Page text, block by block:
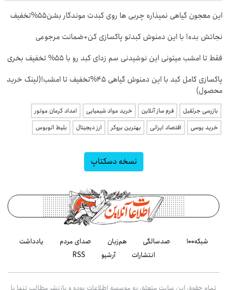
این معجون گیاهی نمیذاره چربی ها روی کبدت موندگار بشن55%تخفیف
نجاتش بده! با این دمنوش کبدتو پاکسازی کن+ضمانت مرجوعی
فقط تا امشب میتونی این نوشیدنی سم زدای کبد رو با 55% تخفیف بخری
پاکسازی کامل کبد با این دمنوش گیاهی 45%تخفیف تا امشب!(لینک خرید
محصول)
بازرسی جرثقیل فرم ساز آنلاین خرید مواد شیمیایی
امداد کرمان موتور
خرید یوسی
اقتصاد ایرانی بهترین بروکر ارز دیجیتال بلیط اتوبوس
نسخه دسکتاپ
شبکه۱۰۰ صدسالگی هم‌زبان صدای مردم
یادداشت
انتشارات
آرشیو RSS